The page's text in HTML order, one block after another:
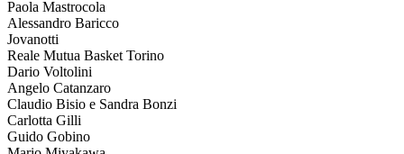
Paola Mastrocola
Alessandro Baricco
Jovanotti
Reale Mutua Basket Torino
Dario Voltolini
Angelo Catanzaro
Claudio Bisio e Sandra Bonzi
Carlotta Gilli
Guido Gobino